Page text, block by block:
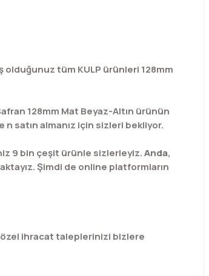
olduğunuz tüm KULP ürünleri 128mm
128mm Mat Beyaz-Altın ürünün
satın almanız için sizleri bekliyor.
9 bin çeşit ürünle sizlerleyiz.Anda,
Şimdi de online platformların
özel ihracat taleplerinizi bizlere